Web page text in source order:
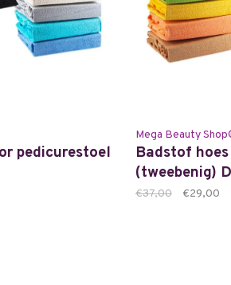
pedicurestoel
Mega Beauty
Badstof
(tweebenig)
€37,00 €29,00